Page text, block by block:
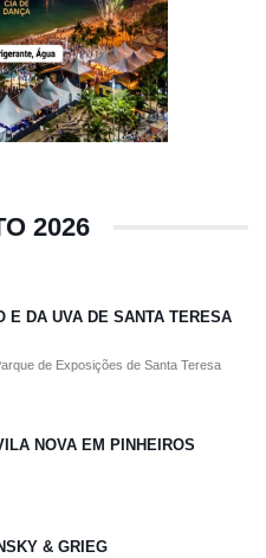
2026
E DA UVA DE SANTA TERESA
de Exposições de Santa Teresa
NOVA EM PINHEIROS
& GRIEG